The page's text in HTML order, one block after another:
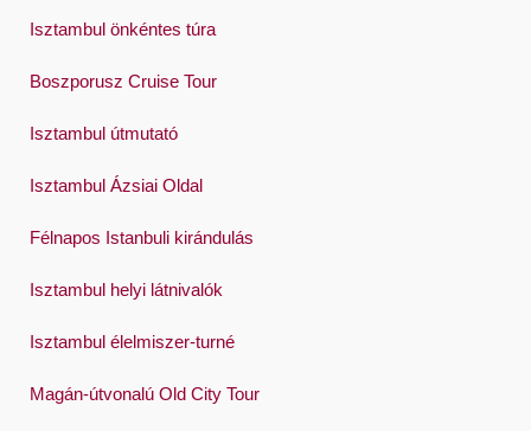
Isztambul önkéntes túra
Boszporusz Cruise Tour
Isztambul útmutató
Isztambul Ázsiai Oldal
Félnapos Istanbuli kirándulás
Isztambul helyi látnivalók
Isztambul élelmiszer-turné
Magán-útvonalú Old City Tour